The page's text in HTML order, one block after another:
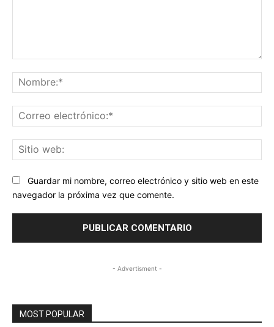
Guardar mi nombre, correo electrónico y sitio web en este
navegador la próxima vez que comente.
- Advertisment -
MOST POPULAR